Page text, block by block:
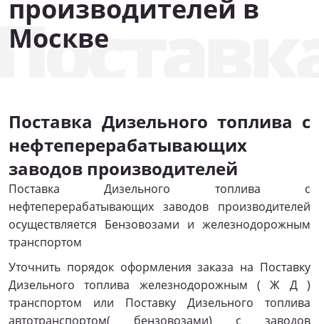
производителей в
Москве
Поставка Дизельного топлива с
нефтеперерабатывающих
заводов производителей
Поставка Дизельного топлива с
нефтеперерабатывающих заводов производителей
осуществляется Бензовозами и железнодорожным
транспортом
Уточнить порядок оформления заказа на Поставку
Дизельного топлива железнодорожным ( Ж Д )
транспортом или Поставку Дизельного топлива
автотранспортом( бензовозами) с заводов